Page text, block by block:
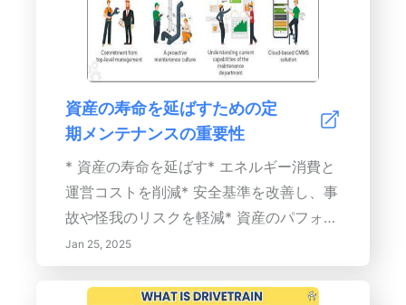
る方法を学びます。キーワード：アイゼン
ハワー・マトリックス、タスク管理、生産
性、タスクの優先順位付け、時間管理、意
思決定、ストレス軽減、専門能力開発、目
標設定 コンテンツ概要：アイゼンハワ
ー・マトリックスで効果的な時間管理の可
能性を引き出しましょう！この有名なツー
ルは、タスクを4つの主要な象限に分類す
るのに役立ちます - 緊急かつ重要、重要
だが緊急でない、緊急だが重要でない、そ
して緊急でも重要でもない。タスクの優先
順位を理解することで、生産性を高め、ス
資産の寿命を延ばすための定
期メンテナンスの重要性
* 資産の寿命を延ばす* エネルギー消費と
運営コストを削減* 安全基準を改善し、事
故や怪我のリスクを軽減* 資産のパフォー
マンスと生産性を向上* 従業員の士気とモ
チベーションを高める* 持続可能性の取り
組みと環境責任を支援* 資産の価値と再販
Jan 25, 2025